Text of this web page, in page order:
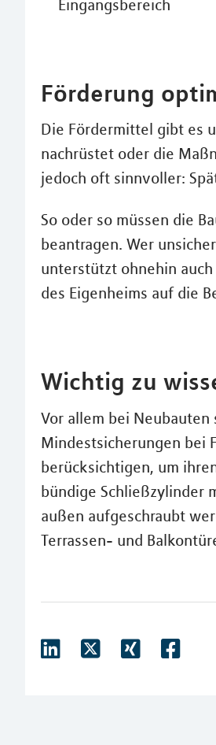
Eingangsbereich
Förderung
Die Fördermittel gibt es
nachrüstet oder die
jedoch oft sinnvoller:
So oder so müssen die
beantragen. Wer
unterstützt ohnehin
des Eigenheims auf die
Wichtig zu
Vor allem bei
Mindestsicherungen bei
berücksichtigen, um
bündige Schließzylinder
außen aufgeschraubt
Terrassen- und